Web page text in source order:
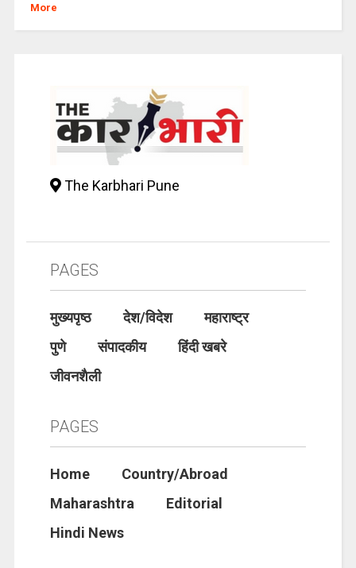
More
The Karbhari Pune
PAGES
मुख्यपृष्ठ देश/विदेश
महाराष्ट्र
पुणे
संपादकीय
हिंदी खबरे
जीवनशैली
PAGES
Home
Country/Abroad
Maharashtra
Editorial
Hindi News